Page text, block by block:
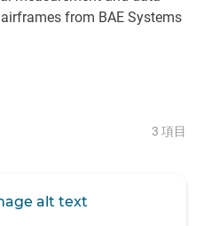
3 項目